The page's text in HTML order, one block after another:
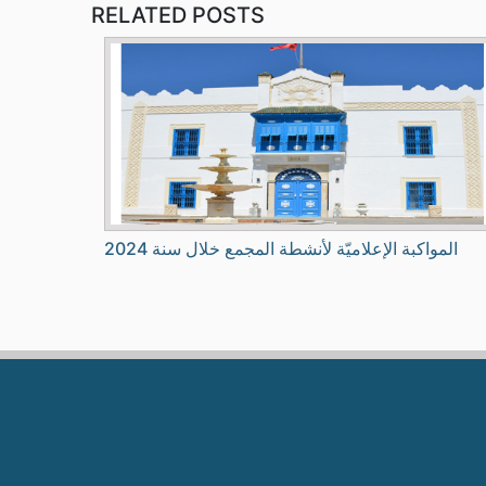
RELATED POSTS
المواكبة الإعلاميّة لأنشطة المجمع خلال سنة 2024